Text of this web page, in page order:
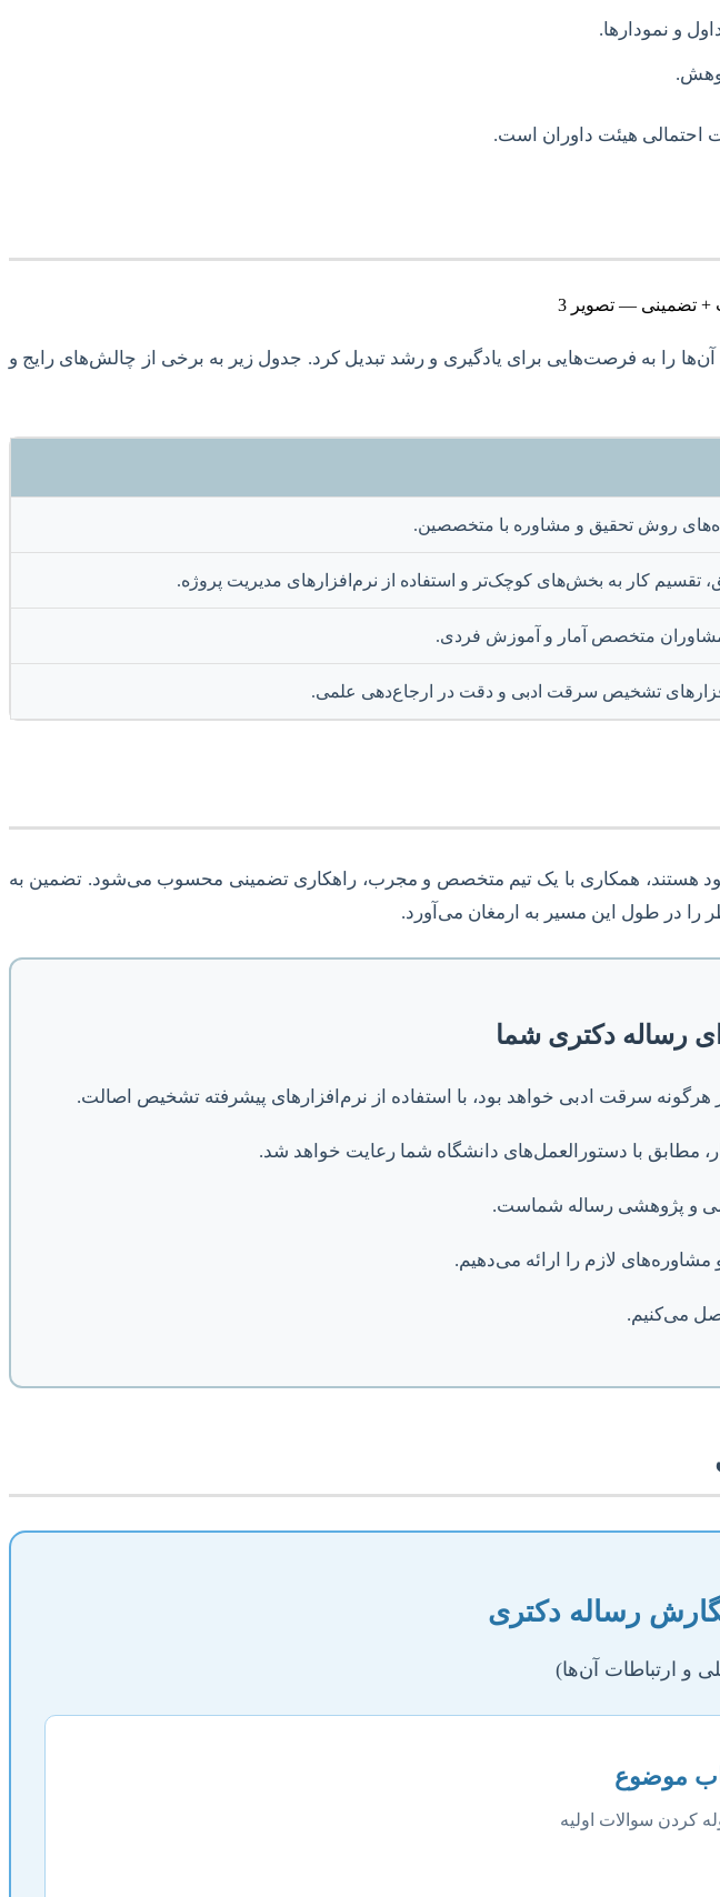
احتمالی هیئت داوران است.
را به فرصت‌هایی برای یادگیری و رشد تبدیل کرد. جدول زیر به برخی از چالش‌های رایج و
روش تحقیق و مشاوره با متخصصین.
تقسیم کار به بخش‌های کوچک‌تر و استفاده از نرم‌افزارهای مدیریت پروژه.
متخصص آمار و آموزش فردی.
تشخیص سرقت ادبی و دقت در ارجاع‌دهی علمی.
هستند، همکاری با یک تیم متخصص و مجرب، راهکاری تضمینی محسوب می‌شود. تضمین به
را در طول این مسیر به ارمغان می‌آورد.
رساله دکتری شما
سرقت ادبی خواهد بود، با استفاده از نرم‌افزارهای پیشرفته تشخیص اصالت.
مطابق با دستورالعمل‌های دانشگاه شما رعایت خواهد شد.
و پژوهشی رساله شماست.
مشاوره‌های لازم را ارائه می‌دهیم.
می‌کنیم.
رساله دکتری
و ارتباطات آن‌ها)
کردن سوالات اولیه